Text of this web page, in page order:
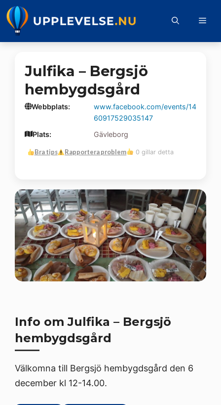
Hoppa
till
innehåll
Julfika – Bergsjö
hembygdsgård
Webbplats:
www.facebook.com/events/14
60917529035147
Plats:
Gävleborg
Bra tips Rapportera problem 0 gillar detta
Info om Julfika – Bergsjö
hembygdsgård
Välkomna till Bergsjö hembygdsgård den 6
december kl 12-14.00.